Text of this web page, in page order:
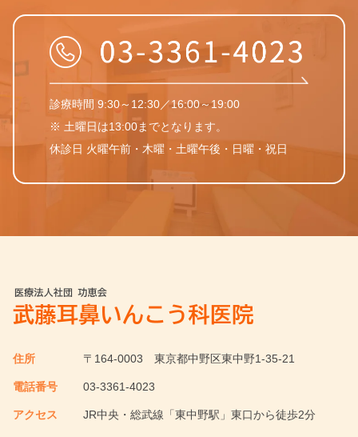
診療時間 9:30～12:30／16:00～19:00
※ 土曜日は13:00までとなります。
休診日 火曜午前・木曜・土曜午後・日曜・祝日
住所 〒164-0003 東京都中野区東中野1-35-21
電話番号 03-3361-4023
アクセス JR中央・総武線「東中野駅」東口から徒歩2分